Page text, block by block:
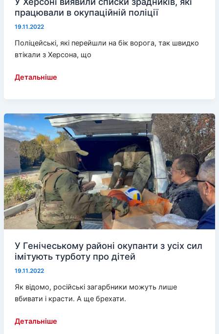
працювали в окупаційній поліції
19.11.2022
Поліцейські, які перейшли на бік ворога, так швидко
втікали з Херсона, що
У
списки
зрадників,
які
працювали
в
окупаційній
поліції
Детальніше
У Генічеському районі окупанти з усіх сил
імітують турботу про дітей
19.11.2022
Як відомо, російські загарбники можуть лише
вбивати і красти. А ще брехати.
У
Детальніше